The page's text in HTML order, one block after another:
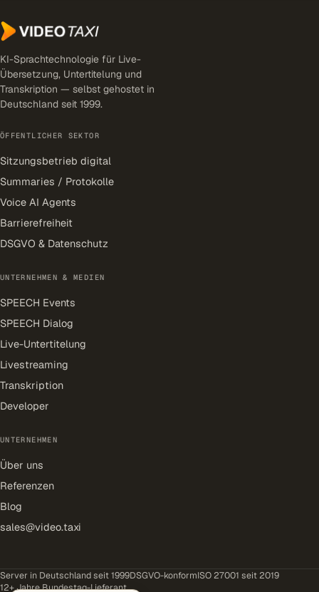
KI-Sprachtechnologie für Live-
Übersetzung, Untertitelung und
Transkription — selbst gehostet in
Deutschland seit 1999.
ÖFFENTLICHER SEKTOR
Sitzungsbetrieb digital
Summaries / Protokolle
Voice AI Agents
Barrierefreiheit
DSGVO & Datenschutz
UNTERNEHMEN & MEDIEN
SPEECH Events
SPEECH Dialog
Live-Untertitelung
Livestreaming
Transkription
Developer
UNTERNEHMEN
Über uns
Referenzen
Blog
sales@video.taxi
Server in Deutschland seit 1999DSGVO-konformISO 27001 seit 2019
12+ Jahre Bundestag-Lieferant